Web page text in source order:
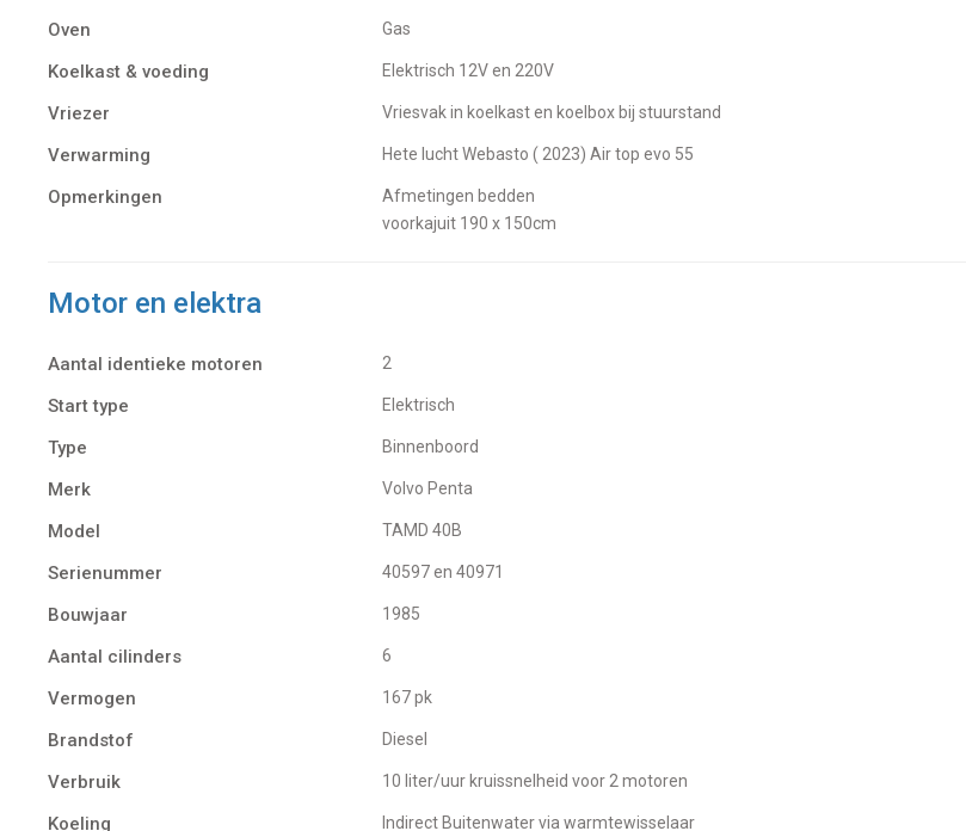
Oven gas
Koelkast & voeding Elektrisch 12V en 220V
Vriezer Vriesvak in koelkast en koelbox bij stuurstand
Verwarming Hete lucht Webasto ( 2023) Air top evo 55
Opmerkingen
Afmetingen bedden
voorkajuit 190 x 150cm
Motor en elektra
Aantal identieke motoren 2
Start type Elektrisch
Type Binnenboord
Merk Volvo Penta
Model TAMD 40B
Serienummer 40597 en 40971
Bouwjaar 1985
Aantal cilinders 6
Vermogen 167 pk
Brandstof Diesel
Verbruik 10 liter/uur kruissnelheid voor 2 motoren
Koeling indirect Buitenwater via warmtewisselaar